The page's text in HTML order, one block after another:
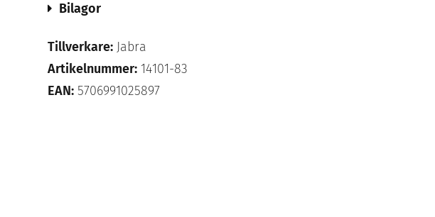
Bilagor
Tillverkare: Jabra
Artikelnummer: 14101-83
EAN: 5706991025897